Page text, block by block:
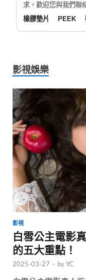
求，歡迎您與我們聯
橡膠墊片
PEEK
影視娛樂
影視
白雪公主電影
的五大重點！
2025-03-27 - byYC